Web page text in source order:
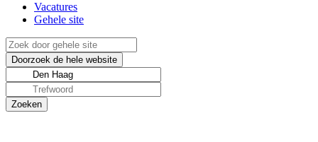
Vacatures
Gehele site